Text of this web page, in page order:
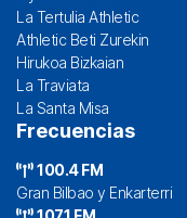
La Tertulia Athletic
Athletic Beti Zurekin
Hirukoa Bizkaian
La Traviata
La Santa Misa
Frecuencias
100.4 FM
Gran Bilbao y Enkarterri